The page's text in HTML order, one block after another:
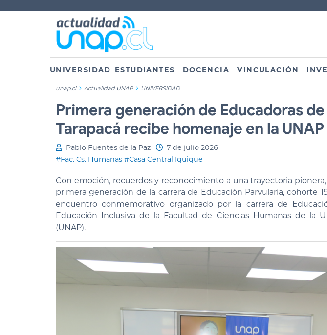
UNIVERSIDAD ESTUDIANTES DOCENCIA VINCULACIÓN
unap.cl Actualidad UNAP UNIVERSIDAD
Primera generación de Educadoras
Tarapacá recibe homenaje en la UNAP
Pablo Fuentes de la Paz
7 de julio 2026
#Fac. Cs. Humanas #Casa Central Iquique
Con emoción, recuerdos y reconocimiento a una trayectoria
primera generación de la carrera de Educación Parvularia, cohorte
encuentro conmemorativo organizado por la carrera de
Educación Inclusiva de la Facultad de Ciencias Humanas de la
(UNAP).